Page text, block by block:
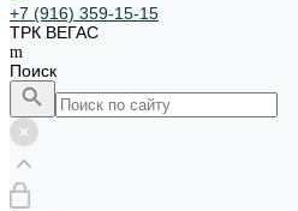
+7 (916) 359-15-15
ТРК ВЕГАС
Поиск